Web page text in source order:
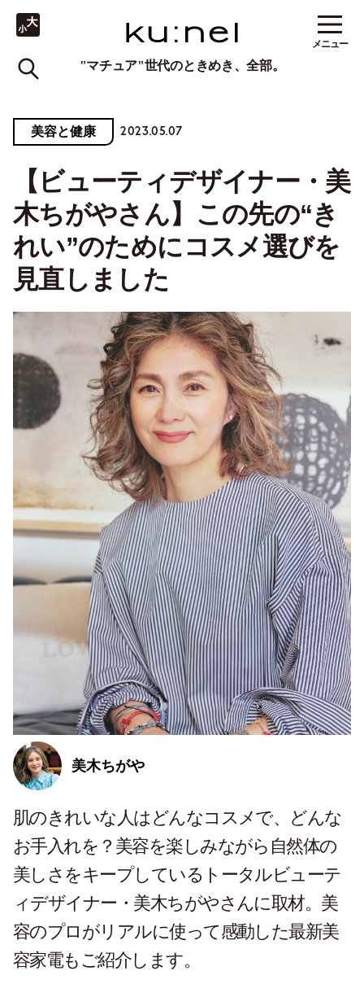
"マチュア"世代のときめき、全部。
メニュー
美容と健康 2023.05.07
【ビューティデザイナー・美
木ちがやさん】この先の“き
れい”のためにコスメ選びを
見直しました
美木ちがや
肌のきれいな人はどんなコスメで、どんな
お手入れを？美容を楽しみながら自然体の
美しさをキープしているトータルビューテ
ィデザイナー・美木ちがやさんに取材。美
容のプロがリアルに使って感動した最新美
容家電もご紹介します。